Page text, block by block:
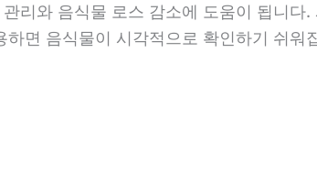
리와 음식물 로스 감소에 도움이 됩니
하면 음식물이 시각적으로 확인하기 쉬워